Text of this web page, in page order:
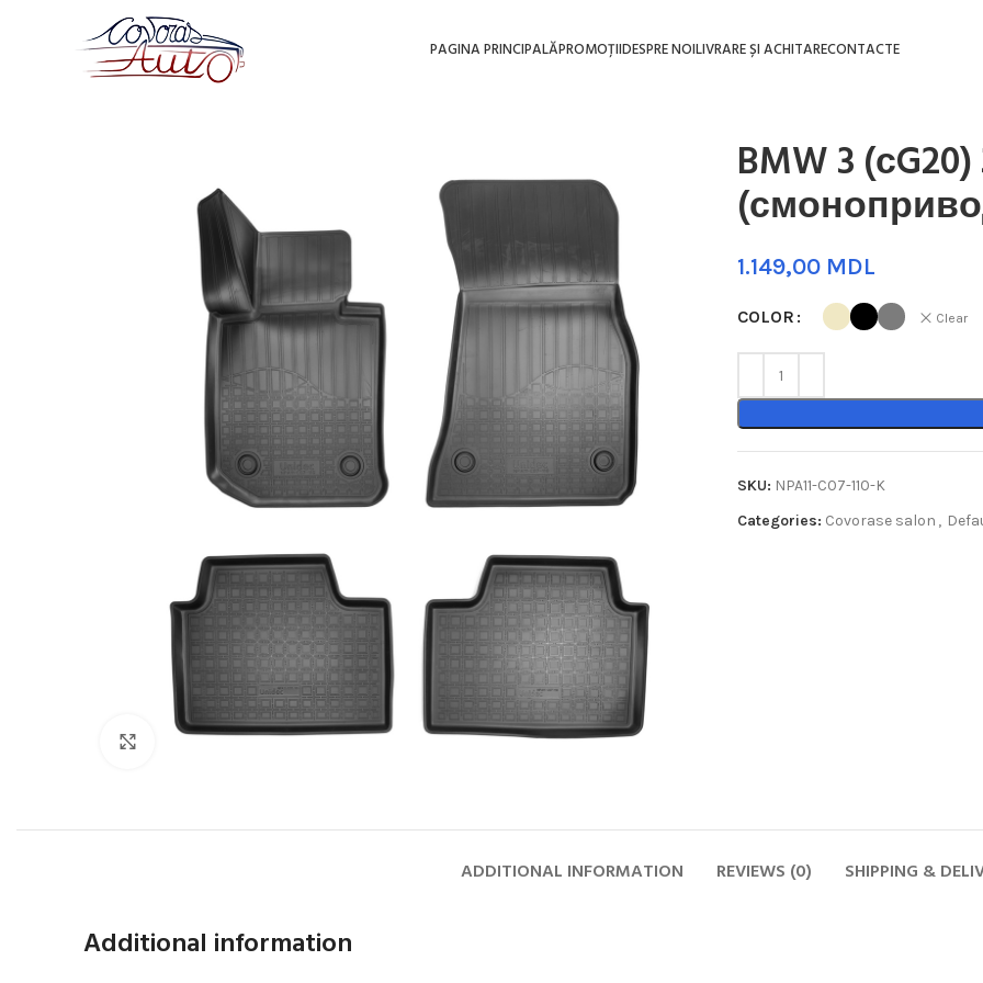
PAGINA PRINCIPALĂPROMOȚIIDESPRE NOILIVRARE ȘI ACHITARECONTACTE
Faceți click pentru a mări
BMW 3 (сG20)
MDL
COLOR Clear
SKU: NPA11-C07-110-K
Categories: Covorase salon ,
ADDITIONAL INFORMATION REVIEWS (0) SHIPPING &
Additional information